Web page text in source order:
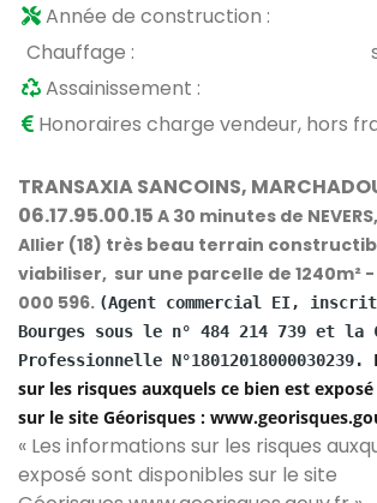
Année de construction :
Chauffage :
Assainissement :
Honoraires charge vendeur, hors
TRANSAXIA SANCOINS,
06.17.95.00.15 A 30 minutes de
Allier (18) très beau terrain
viabiliser, sur une parcelle de 1240m² -
000 596. (Agent commercial EI, inscrit
Bourges sous le n° 484 214 739 et la
Professionnelle N°18012018000030239.
sur les risques auxquels ce bien est
sur le site Géorisques :
« Les informations sur les risques
exposé sont disponibles sur le site